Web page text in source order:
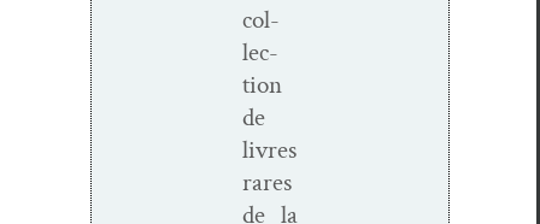
col­
lec­
tion
de
livres
rares
de la